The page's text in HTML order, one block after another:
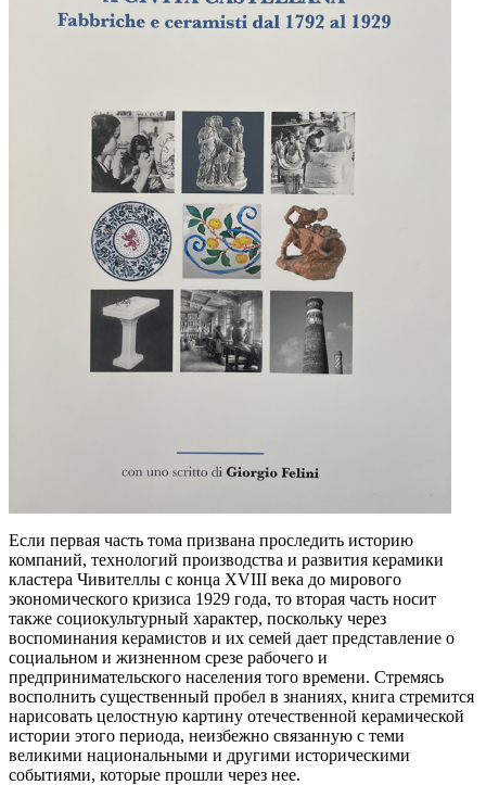
Если первая часть тома призвана проследить историю
компаний, технологий производства и развития керамики
кластера Чивителлы с конца XVIII века до мирового
экономического кризиса 1929 года, то вторая часть носит
также социокультурный характер, поскольку через
воспоминания керамистов и их семей дает представление о
социальном и жизненном срезе рабочего и
предпринимательского населения того времени. Стремясь
восполнить существенный пробел в знаниях, книга стремится
нарисовать целостную картину отечественной керамической
истории этого периода, неизбежно связанную с теми
великими национальными и другими историческими
событиями, которые прошли через нее.